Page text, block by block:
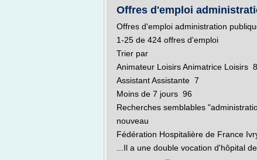
Offres d'emploi
Offres d'emploi administration
1-25 de 424 offres d'emploi
Trier par
Animateur Loisirs Animatrice Loisirs 8
Assistant Assistante 7
Moins de 7 jours 96
Recherches semblables
nouveau
Fédération Hospitalière de France
...Il a une double vocation d'hôpital